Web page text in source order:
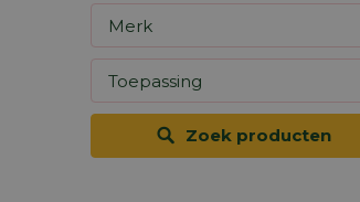
Zoek producten